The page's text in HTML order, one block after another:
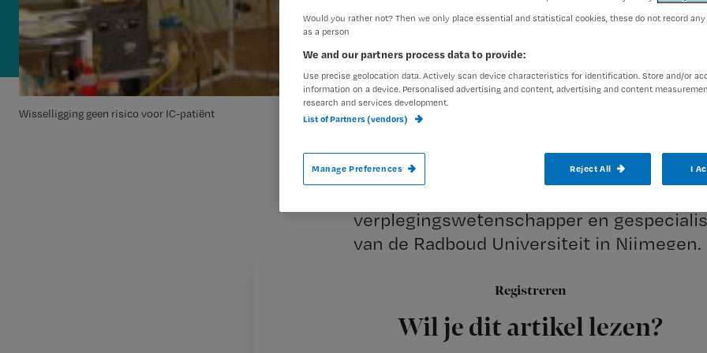
Wisselligging geen risico voor IC-patiënt
Auteur:
Registreren
Wil je dit artikel lezen?
MAARSSEN – Wisselligging geeft geen
coronaire chirurgie. Dat blijkt uit het
verplegingswetenschapper en
van de Radboud Universiteit in Nijmegen.
Would you rather not? Then we only place essential and statistical cookies, these do not record
as a person
We and our partners process data to provide:
Use precise geolocation data. Actively scan device characteristics for identification. Store and/or
information on a device. Personalised advertising and content, advertising and content
research and services development.
List of Partners (vendors)
Manage Preferences Reject All I